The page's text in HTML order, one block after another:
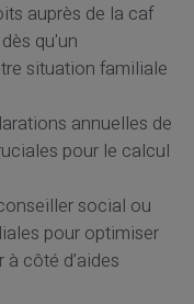
auprès de la caf
qu'un
situation familiale
annuelles de
pour le calcul
social ou
pour optimiser
côté d’aides